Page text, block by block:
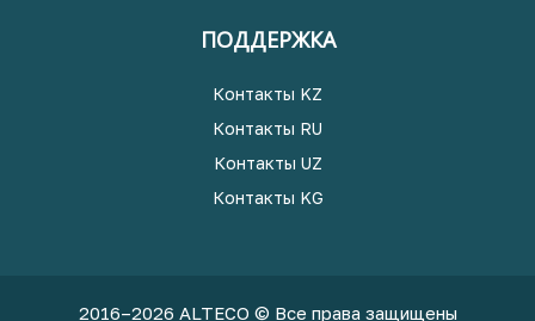
ПОДДЕРЖКА
Контакты KZ
Контакты RU
Контакты UZ
Контакты KG
2016–2026 ALTECO © Все права защищены